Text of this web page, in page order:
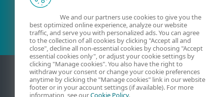
We and our partners use cookies to give you the
best optimized online experience, analyze our website
traffic, and serve you with personalized ads. You can agree
to the collection of all cookies by clicking "Accept all and
close", decline all non-essential cookies by choosing "Accept
essential cookies only", or adjust your cookie settings by
clicking "Manage cookies". You also have the right to
withdraw your consent or change your cookie preferences
anytime by clicking the "Manage cookies" link in our website
footer or in your account settings (if available). For more
information, see ourCookie Policy.